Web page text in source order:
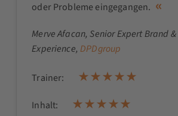
oder Probleme eingegangen.
Merve Afacan, Senior Expert Brand
Experience,DPDgroup
Trainer:
Inhalt: